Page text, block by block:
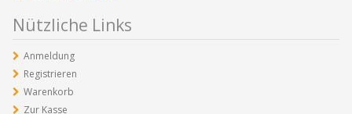
Nützliche Links
Anmeldung
Registrieren
Warenkorb
Zur Kasse